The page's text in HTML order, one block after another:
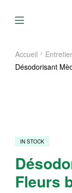
Menu
Accueil
Désodorisant
IN STOCK
Fleurs